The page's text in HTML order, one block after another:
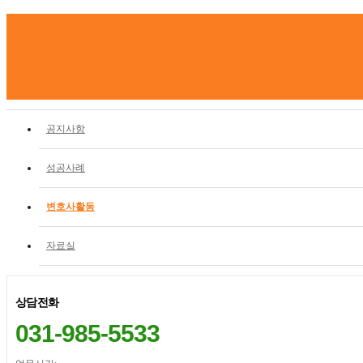
공지사항
성공사례
변호사활동
자료실
상담전화
031-985-5533